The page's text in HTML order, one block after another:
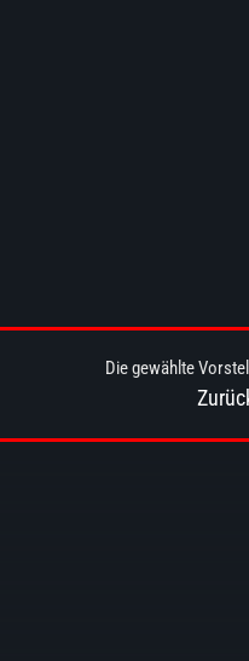
Die gewählte